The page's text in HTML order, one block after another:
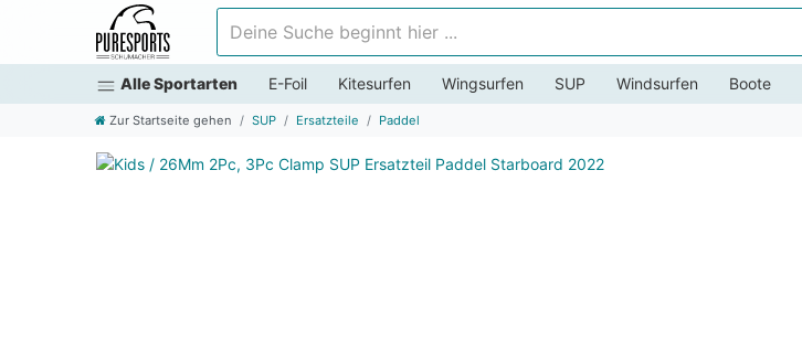
Alle Sportarten E-Foil Kitesurfen Wingsurfen SUP Windsurfen Boote
Zur Startseite gehen SUP Ersatzteile Paddel